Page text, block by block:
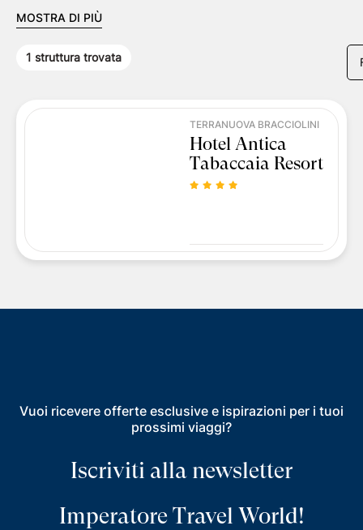
MOSTRA DI PIÙ
1 struttura trovata
TERRANUOVA BRACCIOLINI
Hotel Antica
Tabaccaia Resort
Vuoi ricevere offerte esclusive e ispirazioni per i tuoi
prossimi viaggi?
Iscriviti alla newsletter
Imperatore Travel World!